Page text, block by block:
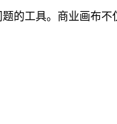
的工具。商业画布